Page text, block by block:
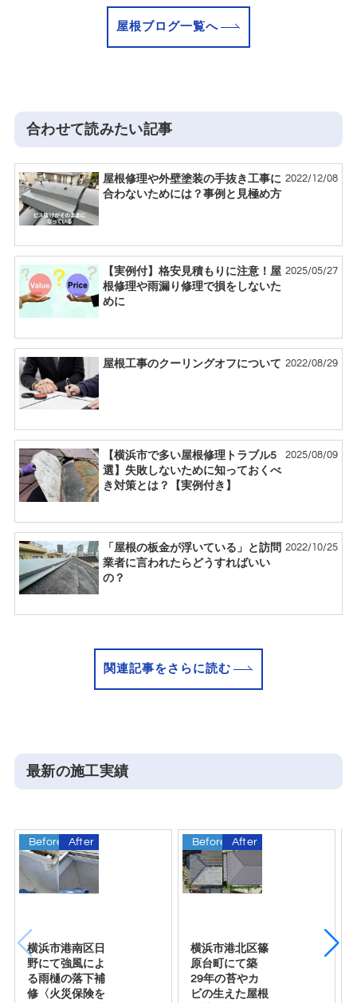
屋根ブログ一覧へ
合わせて読みたい記事
屋根修理や外壁塗装の手抜き工事に
合わないためには？事例と見極め方
2022/12/08
【実例付】格安見積もりに注意！屋
根修理や雨漏り修理で損をしないた
めに
2025/05/27
屋根工事のクーリングオフについて 2022/08/29
【横浜市で多い屋根修理トラブル5
選】失敗しないために知っておくべ
き対策とは？【実例付き】
2025/08/09
「屋根の板金が浮いている」と訪問
業者に言われたらどうすればいい
の？
2022/10/25
関連記事をさらに読む
最新の施工実績
Before After
横浜市港南区日
野にて強風によ
る雨樋の落下補
修〈火災保険を
Before After
横浜市港北区篠
原台町にて築
29年の苔やカ
ビの生えた屋根